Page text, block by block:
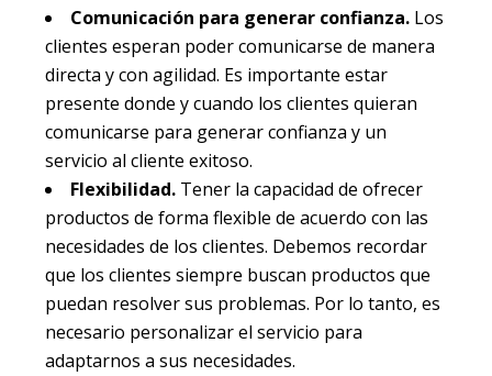
Comunicación para generar confianza. Los
clientes esperan poder comunicarse de manera
directa y con agilidad. Es importante estar
presente donde y cuando los clientes quieran
comunicarse para generar confianza y un
servicio al cliente exitoso.
Flexibilidad. Tener la capacidad de ofrecer
productos de forma flexible de acuerdo con las
necesidades de los clientes. Debemos recordar
que los clientes siempre buscan productos que
puedan resolver sus problemas. Por lo tanto, es
necesario personalizar el servicio para
adaptarnos a sus necesidades.